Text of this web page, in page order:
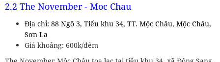
2.2 The November - Moc Chau
Địa chỉ: 88 Ngõ 3, Tiểu khu 34, TT. Mộc Châu, Mộc Châu,
Sơn La
Giá khoảng: 600k/đêm